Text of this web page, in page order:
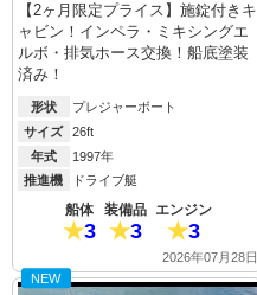
【2ヶ月限定プライス】施錠付きキ
ャビン！インペラ・ミキシングエ
ルボ・排気ホース交換！船底塗装
済み！
形状
プレジャーボート
サイズ
26ft
年式
1997年
推進機
ドライブ艇
船体
3
装備品
3
エンジン
3
2026年07月28日
NEW